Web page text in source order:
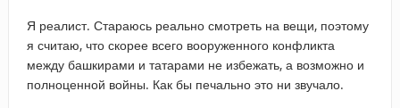
Я реалист. Стараюсь реально смотреть на вещи, поэтому
я считаю, что скорее всего вооруженного конфликта
между башкирами и татарами не избежать, а возможно и
полноценной войны. Как бы печально это ни звучало.